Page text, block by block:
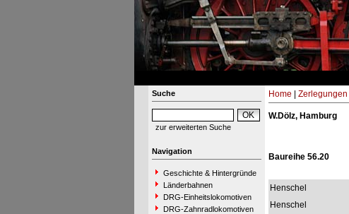
Suche
zur erweiterten Suche
Navigation
Geschichte & Hintergründe
Länderbahnen
DRG-Einheitslokomotiven
DRG-Zahnradlokomotiven
Home Zerlegungen
W.Dölz, Hamburg
Baureihe 56.20
Henschel
Henschel